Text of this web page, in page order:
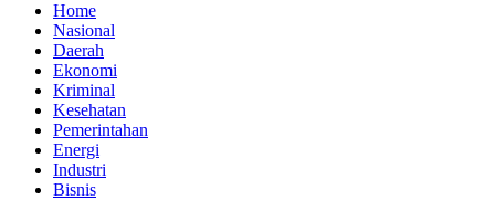
Home
Nasional
Daerah
Ekonomi
Kriminal
Kesehatan
Pemerintahan
Energi
Industri
Bisnis